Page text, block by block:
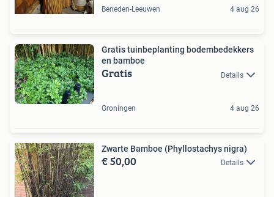
Beneden-Leeuwen 4 aug 26
Gratis tuinbeplanting bodembedekkers
en bamboe
Gratis Details
Groningen 4 aug 26
Zwarte Bamboe (Phyllostachys nigra)
€ 50,00 Details